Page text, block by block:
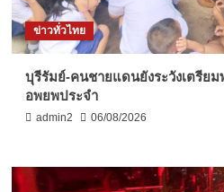
ข่าวทั่วไทย
บุรีรัมย์-คนชายแดนยังระวังเตรีย
อพยพประจำ
admin2 06/08/2026